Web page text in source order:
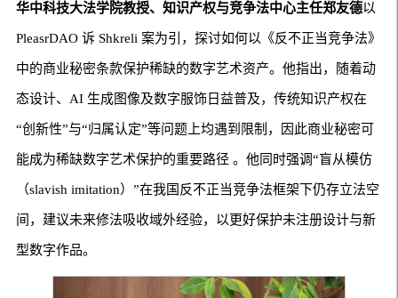
华中科技大法学院教授、知识产权与竞争法中心主任郑友德以
PleasrDAO 诉 Shkreli 案为引，探讨如何以《反不正当竞争法》
中的商业秘密条款保护稀缺的数字艺术资产。他指出，随着动
态设计、AI 生成图像及数字服饰日益普及，传统知识产权在
“创新性”与“归属认定”等问题上均遇到限制，因此商业秘密可
能成为稀缺数字艺术保护的重要路径 。他同时强调“盲从模仿
（slavish imitation）”在我国反不正当竞争法框架下仍存立法空
间，建议未来修法吸收域外经验，以更好保护未注册设计与新
型数字作品。